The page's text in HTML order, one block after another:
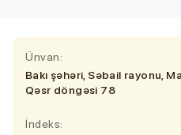
Ünvan:
Bakı şəhəri, Səbail rayonu,
Qəsr döngəsi 78
İndeks: